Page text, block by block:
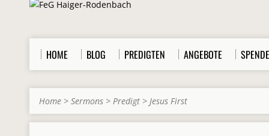
HOME BLOG PREDIGTEN ANGEBOTE
Home > Sermons > Predigt > Jesus First